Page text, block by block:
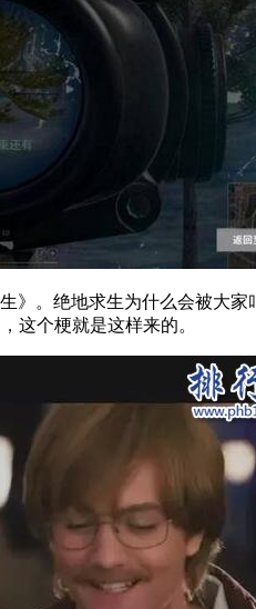
。绝地求生为什么会被大家
这个梗就是这样来的。